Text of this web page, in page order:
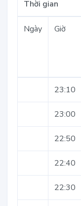
Thời gian
Ngày Giờ
23:10
23:00
22:50
22:40
22:30